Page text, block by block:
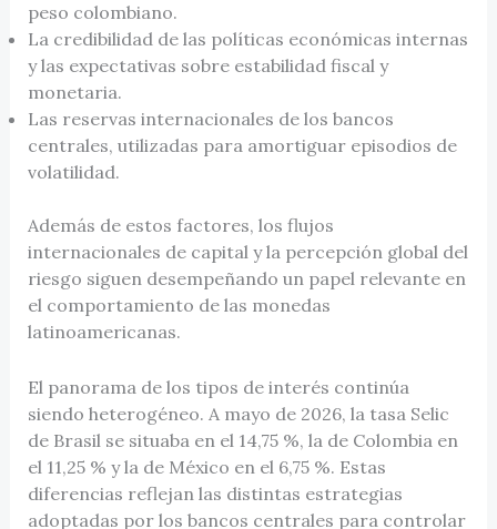
peso colombiano.
La credibilidad de las políticas económicas internas
y las expectativas sobre estabilidad fiscal y
monetaria.
Las reservas internacionales de los bancos
centrales, utilizadas para amortiguar episodios de
volatilidad.
Además de estos factores, los flujos
internacionales de capital y la percepción global del
riesgo siguen desempeñando un papel relevante en
el comportamiento de las monedas
latinoamericanas.
El panorama de los tipos de interés continúa
siendo heterogéneo. A mayo de 2026, la tasa Selic
de Brasil se situaba en el 14,75 %, la de Colombia en
el 11,25 % y la de México en el 6,75 %. Estas
diferencias reflejan las distintas estrategias
adoptadas por los bancos centrales para controlar